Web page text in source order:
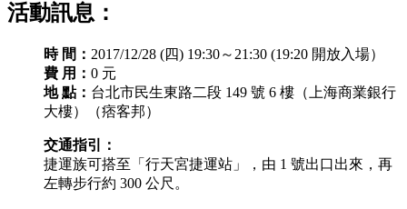
活動訊息：
時 間： 2017/12/28 (四) 19:30～21:30 (19:20 開放入場）
費 用： 0 元
地 點： 台北市民生東路二段 149 號 6 樓（上海商業銀行
大樓）（痞客邦）
交通指引：
捷運族可搭至「行天宮捷運站」，由 1 號出口出來，再
左轉步行約 300 公尺。